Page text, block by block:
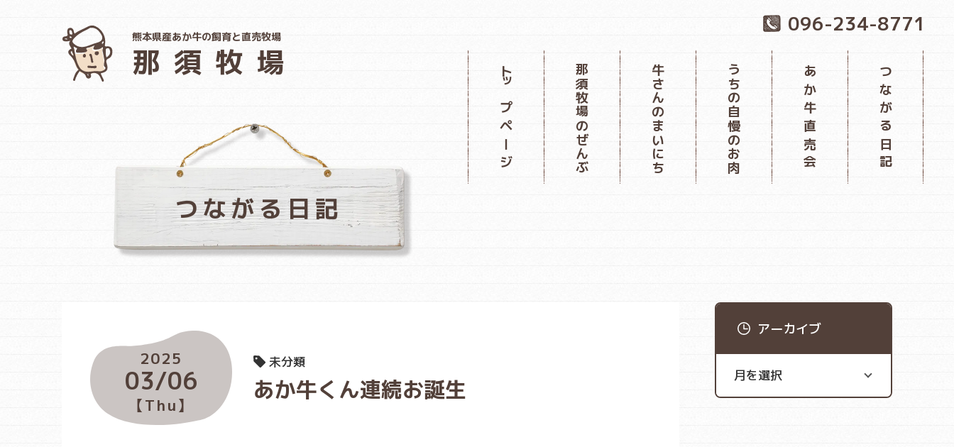
熊本県産あか牛の飼育と直売牧場
那須牧場
096-234-8771
トップページ 那須牧場のぜんぶ 牛さんのまいにち うちの自慢のお肉 あか牛直売会 つながる日記
つながる日記
2025
03/06
【Thu】
未分類
あか牛くん連続お誕生
アーカイブ